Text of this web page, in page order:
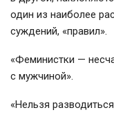
один из наиболее
суждений, «правил».
«Феминистки —
с мужчиной».
«Нельзя